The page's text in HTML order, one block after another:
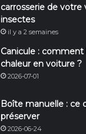
carrosserie de votre
insectes
il y a 2 semaines
Canicule :
chaleur en voiture ?
2026-07-01
Boîte manuelle : ce
préserver
2026-06-24